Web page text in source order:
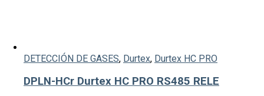
DETECCIÓN DE GASES, Durtex, Durtex HC PRO
DPLN-HCr Durtex HC PRO RS485 RELE